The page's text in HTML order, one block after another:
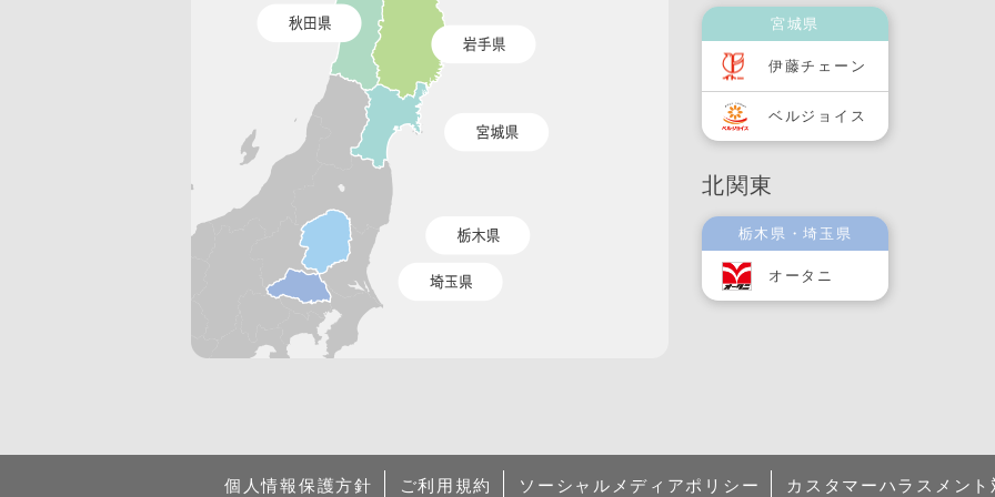
宮城県
伊藤チェーン
ベルジョイス
北関東
栃木県・埼玉県
オータニ
個人情報保護方針 ご利用規約 ソーシャルメディアポリシー カスタマーハラスメン